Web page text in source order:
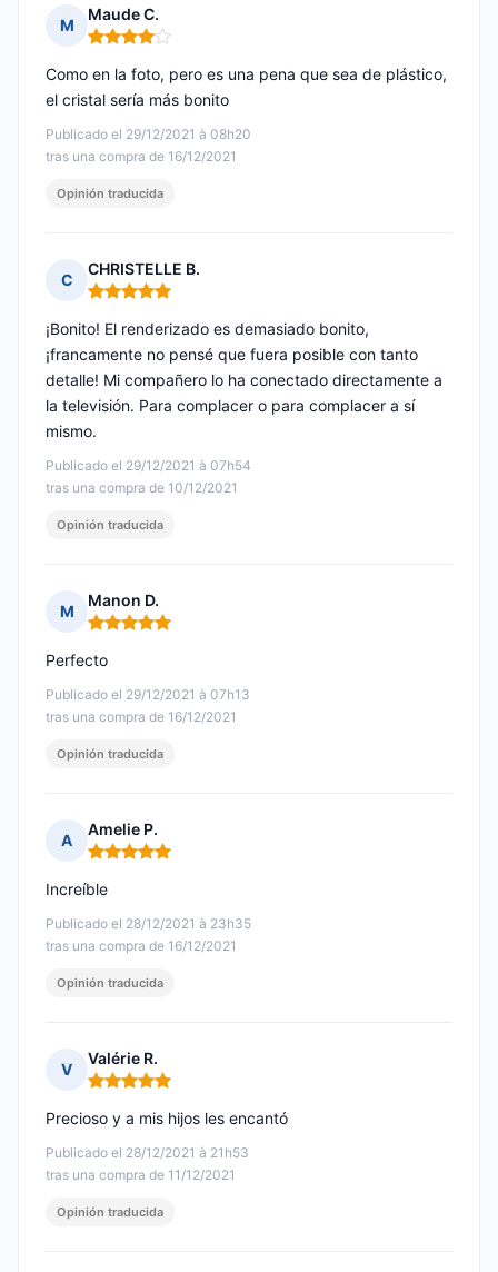
M
Maude C.
Nota: 4 de 5
Publicado el 29/12/2021 à 08h20
tras una compra de 16/12/2021
Como en la foto, pero es una pena que sea de plástico,
el cristal sería más bonito
Opinión traducida
C
CHRISTELLE B.
Nota: 5 de 5
Publicado el 29/12/2021 à 07h54
tras una compra de 10/12/2021
¡Bonito! El renderizado es demasiado bonito,
¡francamente no pensé que fuera posible con tanto
detalle! Mi compañero lo ha conectado directamente a
la televisión. Para complacer o para complacer a sí
mismo.
Opinión traducida
M
Manon D.
Nota: 5 de 5
Publicado el 29/12/2021 à 07h13
tras una compra de 16/12/2021
Perfecto
Opinión traducida
A
Amelie P.
Nota: 5 de 5
Publicado el 28/12/2021 à 23h35
tras una compra de 16/12/2021
Increíble
Opinión traducida
V
Valérie R.
Nota: 5 de 5
Publicado el 28/12/2021 à 21h53
tras una compra de 11/12/2021
Precioso y a mis hijos les encantó
Opinión traducida